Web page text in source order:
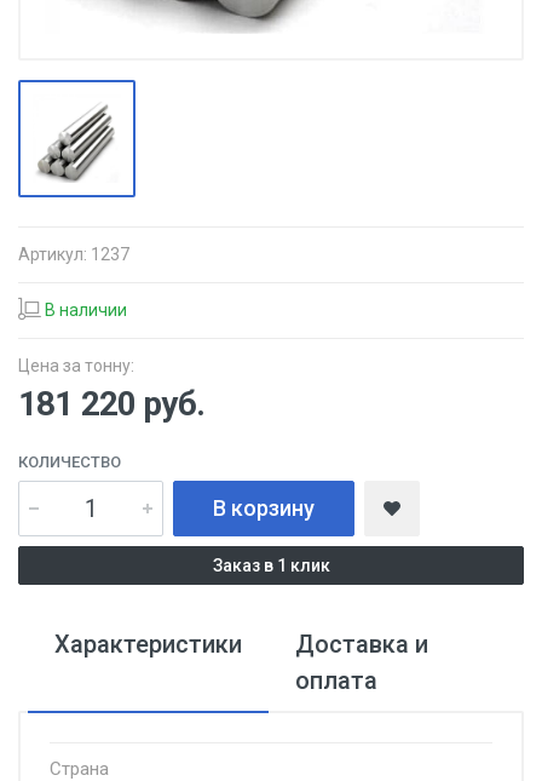
Артикул: 1237
В наличии
Цена за тонну:
181 220 руб.
КОЛИЧЕСТВО
В корзину
Заказ в 1 клик
Характеристики
Доставка и
оплата
Страна